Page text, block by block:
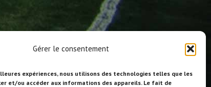
Gérer le consentement
expériences, nous utilisons des technologies telles que les
et/ou accéder aux informations des appareils. Le fait de